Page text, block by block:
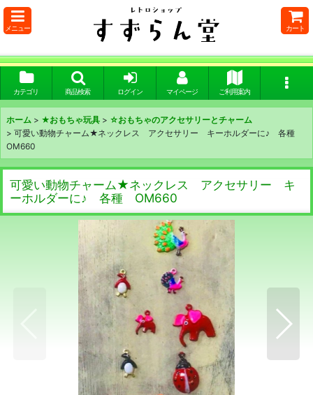
メニュー カート
カテゴリ 商品検索 ログイン マイページ ご利用案内
ホーム > ★おもちゃ玩具 > ☆おもちゃのアクセサリーとチャーム
> 可愛い動物チャーム★ネックレス アクセサリー キーホルダーに♪ 各種
OM660
可愛い動物チャーム★ネックレス アクセサリー キ
ーホルダーに♪ 各種 OM660